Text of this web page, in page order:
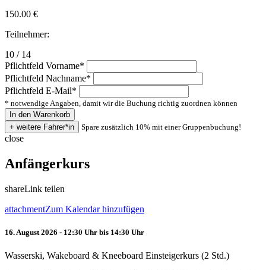
150.00 €
Teilnehmer:
10 / 14
Pflichtfeld Vorname*
Pflichtfeld Nachname*
Pflichtfeld E-Mail*
* notwendige Angaben, damit wir die Buchung richtig zuordnen können
Spare zusätzlich 10% mit einer Gruppenbuchung!
close
Anfängerkurs
shareLink teilen
attachmentZum Kalendar hinzufügen
16. August 2026 - 12:30 Uhr bis 14:30 Uhr
Wasserski, Wakeboard & Kneeboard Einsteigerkurs (2 Std.)